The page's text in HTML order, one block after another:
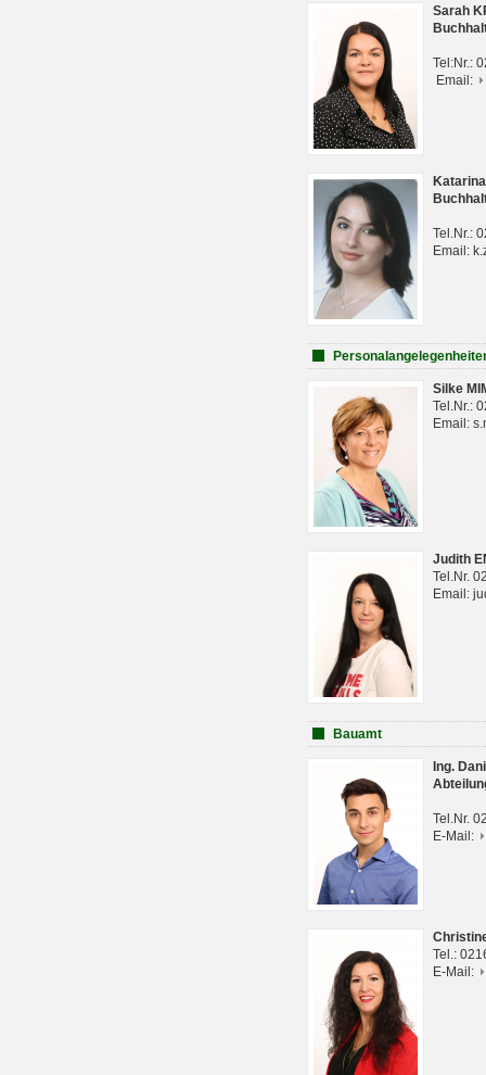
Sarah
Tel:Nr.:
Email:
Tel.Nr.:
Email:
Silke
Tel.Nr.:
Email:
Judith
Tel.Nr.
Email:
Bauamt
Ing.
Tel.Nr.
E-Mail:
Tel.:
E-Mail: